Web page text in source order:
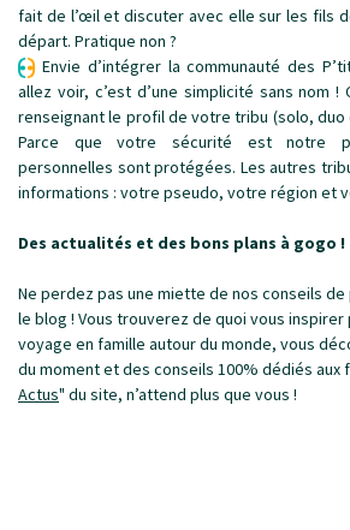
fait de l’œil et discuter avec elle sur les fils
départ. Pratique non ?
Envie d’intégrer la communauté des
allez voir, c’est d’une simplicité sans nom
renseignant le profil de votre tribu (solo, duo
Parce que votre sécurité est notre
personnelles sont protégées. Les autres
informations : votre pseudo, votre région et
Des actualités et des bons plans à gogo !
Ne perdez pas une miette de nos conseils
le blog ! Vous trouverez de quoi vous
voyage en famille autour du monde, vous
du moment et des conseils 100% dédiés aux
Actus" du site, n’attend plus que vous !